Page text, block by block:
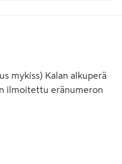
mykiss) Kalan alkuperä
ilmoitettu eränumeron